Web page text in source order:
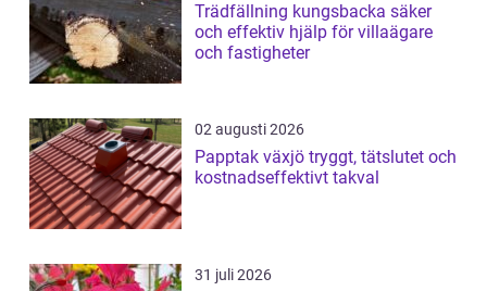
Trädfällning kungsbacka säker
och effektiv hjälp för villaägare
och fastigheter
02 augusti 2026
Papptak växjö tryggt, tätslutet och
kostnadseffektivt takval
31 juli 2026